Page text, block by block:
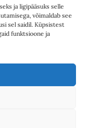
ja ligipääsuks selle
võimaldab see
sel saidil. Küpsistest
funktsioone ja